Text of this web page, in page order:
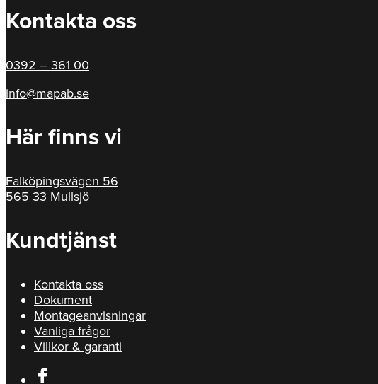
Kontakta oss
0392 – 361 00
info@mapab.se
Här finns vi
Falköpingsvägen 56
565 33 Mullsjö
Kundtjänst
Kontakta oss
Dokument
Montageanvisningar
Vanliga frågor
Villkor & garanti